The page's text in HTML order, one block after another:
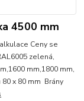
4500 mm
Ceny se
zelená,
mm,1800 mm,
x 80 mm Brány